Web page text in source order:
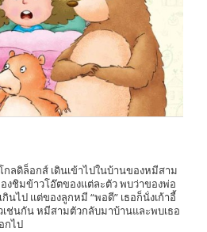
ลดิล็อกส์ เดินเข้าไปในบ้านของหมีสาม
งชิมข้าวโอ๊ตของแต่ละตัว พบว่าของพ่อ
ไป แต่ของลูกหมี “พอดี” เธอก็นั่งเก้าอี้
ช่นกัน หมีสามตัวกลับมาบ้านและพบเธอ
กไป